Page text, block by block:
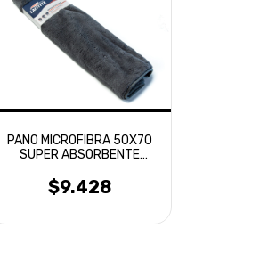
PAÑO MICROFIBRA 50X70
SUPER ABSORBENTE
$9.428